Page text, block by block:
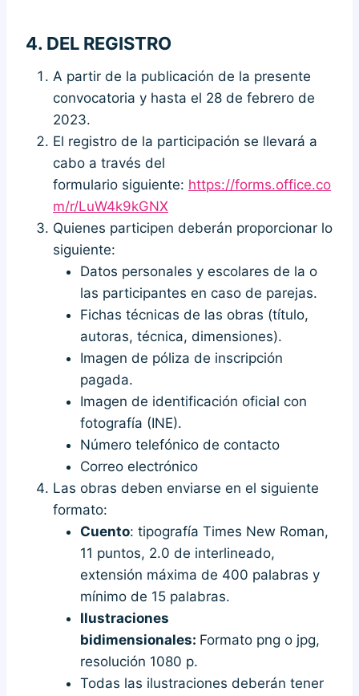
4. DEL REGISTRO
A partir de la publicación de la presente
convocatoria y hasta el 28 de febrero de
2023.
El registro de la participación se llevará a
cabo a través del
formulario siguiente: https://forms.office.co
m/r/LuW4k9kGNX
Quienes participen deberán proporcionar lo
siguiente:
Datos personales y escolares de la o
las participantes en caso de parejas.
Fichas técnicas de las obras (título,
autoras, técnica, dimensiones).
Imagen de póliza de inscripción
pagada.
Imagen de identificación oficial con
fotografía (INE).
Número telefónico de contacto
Correo electrónico
Las obras deben enviarse en el siguiente
formato:
Cuento: tipografía Times New Roman,
11 puntos, 2.0 de interlineado,
extensión máxima de 400 palabras y
mínimo de 15 palabras.
Ilustraciones
bidimensionales: Formato png o jpg,
resolución 1080 p.
Todas las ilustraciones deberán tener